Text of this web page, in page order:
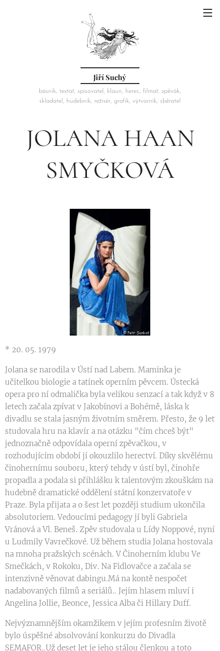
Jiří Suchý
básník, textař, spisovatel, klaun, herec, filmař, zpěvák,
skladatel, hudebník, režisér, grafik, výtvarník, sběratel
JOLANA HAAN
SMYČKOVÁ
* 20. 05. 1979
Jolana se narodila v Ústí nad Labem. Maminka je
učitelkou biologie a tatínek operním pěvcem. Ústecká
opera pro ní odmalička byla velikou senzací a tak když v 8
letech začala zpívat v Jakobínovi a Bohémě, láska k
divadlu se stala jasným životním směrem. Přesto, že 9 let
studovala hru na klavír a na otázku "čím chceš být"
jednoznačně odpovídala operní zpěvačkou, v
rozhodujícím období jí okouzlilo herectví. Díky skvělému
činohernímu souboru, který tehdy v ústí byl, činohře
propadla a podala si přihlášku k talentovým zkouškám na
hudebně dramatické oddělení státní konzervatoře v
Praze. Byla přijata a o šest let později studium ukončila
absolutoriem. Vedoucími pedagogy jí byli Gabriela
Vránová a Vl. Beneš. Zpěv studovala u Lídy Noppové, nyní
u Ludmily Vavrečkové. Už během studia Jolana hostovala
na mnoha pražských scénách. V Činoherním klubu Ve
Smečkách, v Rokoku, Div. Na Fidlovačce a začala se
intenzivně věnovat dabingu.Má na kontě nespočet
nadabovaných filmů a seriálů.. Jejím hlasem mluví i
Angelina Jollie, Beonce, Jessica Alba či Hillary Duff.
Nejvýznamnějším okamžikem v jejím profesním životě
bylo úspěšné absolvování konkurzu do Divadla
SEMAFOR..Už deset let je jeho stálou členkou a toto